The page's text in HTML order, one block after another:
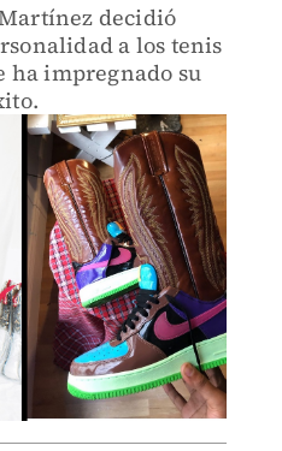
decidió
a los tenis
ha impregnado su